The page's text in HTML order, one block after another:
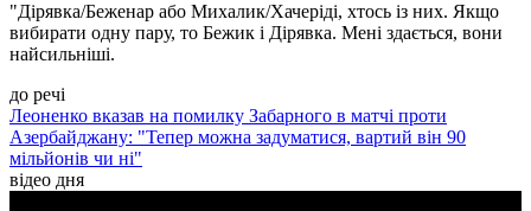
"Дірявка/Беженар або Михалик/Хачеріді, хтось із них. Якщо
вибирати одну пару, то Бежик і Дірявка. Мені здається, вони
найсильніші.
до речі
Леоненко вказав на помилку Забарного в матчі проти
Азербайджану: "Тепер можна задуматися, вартий він 90
мільйонів чи ні"
відео дня